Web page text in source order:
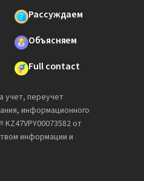
Рассуждаем
Объясняем
Full contact
учет, переучет
информационного
от
информации и